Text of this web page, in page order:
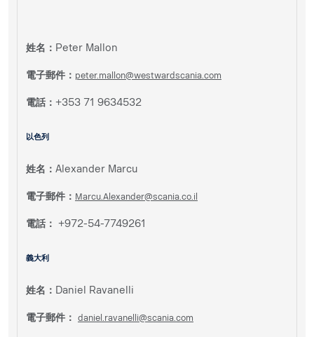
姓名： Peter Mallon
電子郵件： peter.mallon@westwardscania.com
電話： +353 71 9634532
以色列
姓名： Alexander Marcu
電子郵件： Marcu.Alexander@scania.co.il
電話： +972-54-7749261
義大利
姓名： Daniel Ravanelli
電子郵件： daniel.ravanelli@scania.com